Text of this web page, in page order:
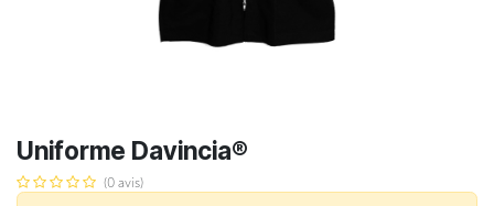
Uniforme Davincia®
(0 avis)